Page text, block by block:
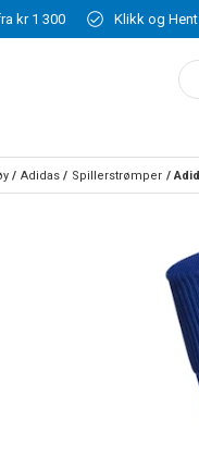
kr 1 300 Klikk og Hent
Adidas Spillerstrømper